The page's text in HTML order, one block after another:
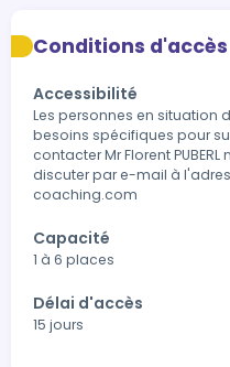
Conditions d'accès
Accessibilité
Les personnes en situation
besoins spécifiques pour
contacter Mr Florent
discuter par e-mail à
coaching.com
Capacité
1 à 6 places
Délai d'accès
15 jours